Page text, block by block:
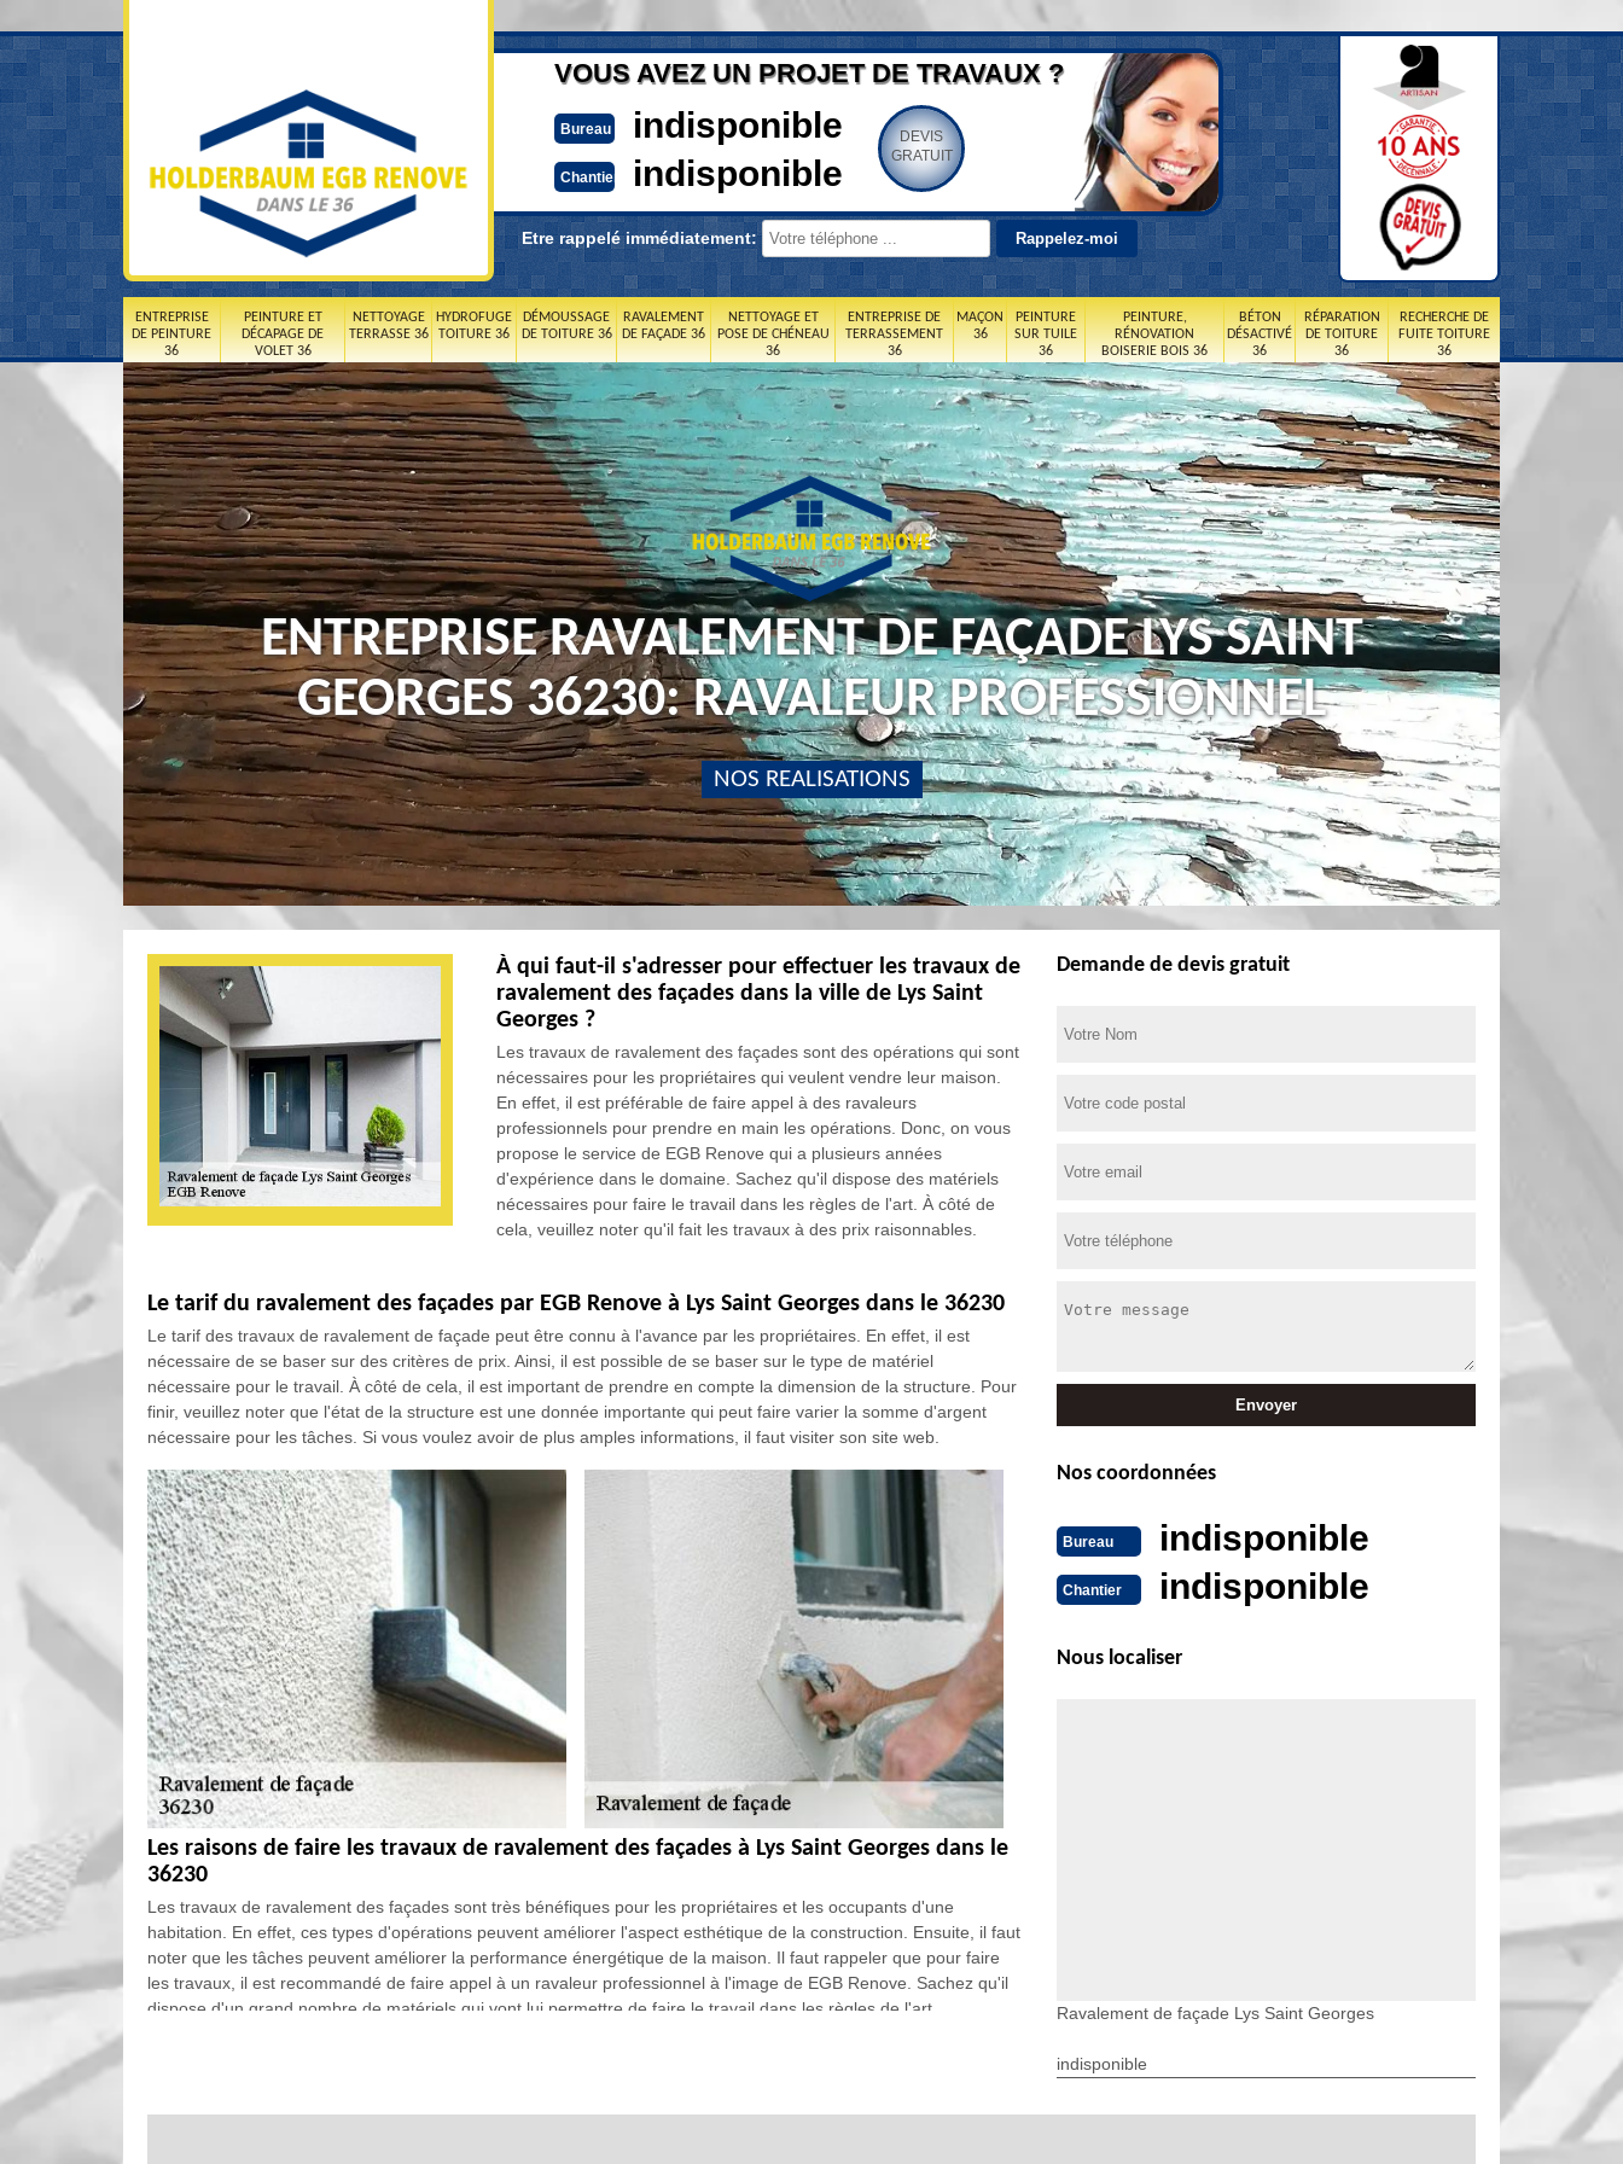
VOUS AVEZ UN PROJET DE TRAVAUX ?
Bureau indisponible
Chantier indisponible
DEVIS
GRATUIT
Etre rappelé immédiatement:
ENTREPRISE
DE PEINTURE
36
PEINTURE ET
DÉCAPAGE DE
VOLET 36
NETTOYAGE
TERRASSE 36
HYDROFUGE
TOITURE 36
DÉMOUSSAGE
DE TOITURE 36
RAVALEMENT
DE FAÇADE 36
NETTOYAGE ET
POSE DE CHÉNEAU
36
ENTREPRISE DE
TERRASSEMENT
36
MAÇON
36
PEINTURE
SUR TUILE
36
PEINTURE,
RÉNOVATION
BOISERIE BOIS 36
BÉTON
DÉSACTIVÉ
36
RÉPARATION
DE TOITURE
36
RECHERCHE DE
FUITE TOITURE
36
ENTREPRISE RAVALEMENT DE FAÇADE LYS SAINT
GEORGES 36230: RAVALEUR PROFESSIONNEL
NOS REALISATIONS
À qui faut-il s'adresser pour effectuer les travaux de
ravalement des façades dans la ville de Lys Saint
Georges ?
Les travaux de ravalement des façades sont des opérations qui sont
nécessaires pour les propriétaires qui veulent vendre leur maison.
En effet, il est préférable de faire appel à des ravaleurs
professionnels pour prendre en main les opérations. Donc, on vous
propose le service de EGB Renove qui a plusieurs années
d'expérience dans le domaine. Sachez qu'il dispose des matériels
nécessaires pour faire le travail dans les règles de l'art. À côté de
cela, veuillez noter qu'il fait les travaux à des prix raisonnables.
Le tarif du ravalement des façades par EGB Renove à Lys Saint Georges dans le 36230
Le tarif des travaux de ravalement de façade peut être connu à l'avance par les propriétaires. En effet, il est
nécessaire de se baser sur des critères de prix. Ainsi, il est possible de se baser sur le type de matériel
nécessaire pour le travail. À côté de cela, il est important de prendre en compte la dimension de la structure. Pour
finir, veuillez noter que l'état de la structure est une donnée importante qui peut faire varier la somme d'argent
nécessaire pour les tâches. Si vous voulez avoir de plus amples informations, il faut visiter son site web.
Les raisons de faire les travaux de ravalement des façades à Lys Saint Georges dans le
36230
Les travaux de ravalement des façades sont très bénéfiques pour les propriétaires et les occupants d'une
habitation. En effet, ces types d'opérations peuvent améliorer l'aspect esthétique de la construction. Ensuite, il faut
noter que les tâches peuvent améliorer la performance énergétique de la maison. Il faut rappeler que pour faire
les travaux, il est recommandé de faire appel à un ravaleur professionnel à l'image de EGB Renove. Sachez qu'il
dispose d'un grand nombre de matériels qui vont lui permettre de faire le travail dans les règles de l'art.
Le devis est un document qui est produit par les professionnels pour les opérations effectuées. Sachez que pour
Demande de devis gratuit
Nos coordonnées
Bureau indisponible
Chantier indisponible
Nous localiser
Ravalement de façade Lys Saint Georges
indisponible